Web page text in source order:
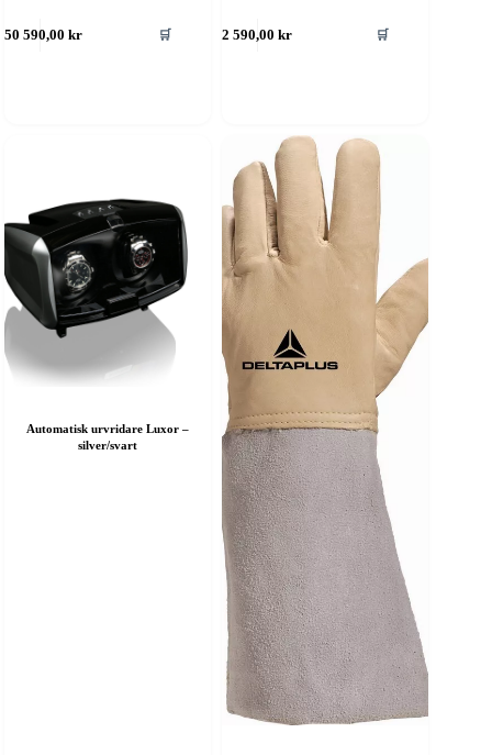
590,00kr 🛒 2 590,00kr 🛒
Automatisk urvridare Luxor –
silver/svart